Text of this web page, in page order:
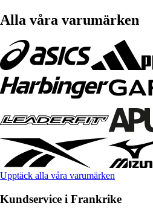
Alla våra varumärken
Upptäck alla våra varumärken
Kundservice i Frankrike